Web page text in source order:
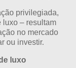
privilegiada,
luxo – resultam
no mercado
ou investir.
luxo